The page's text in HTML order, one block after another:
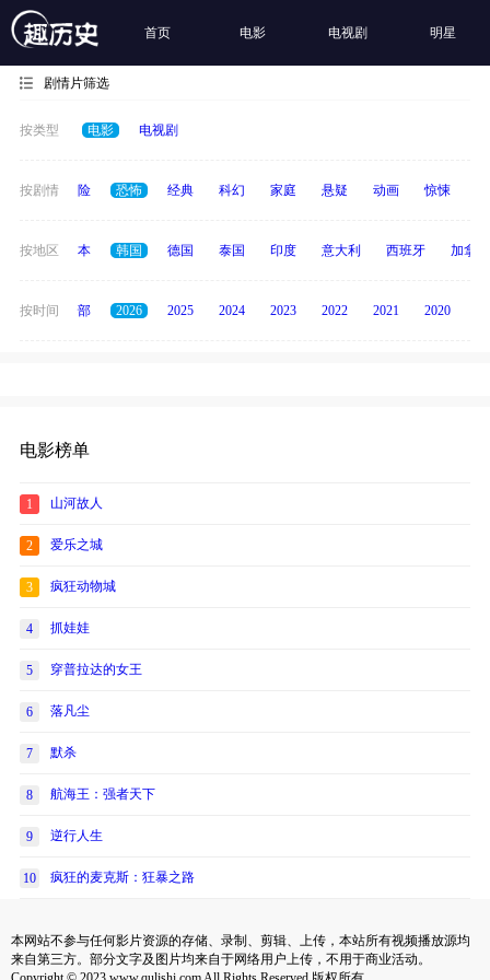
首页 电影 电视剧 明星
剧情片筛选
按类型 电影 电视剧
按剧情
爱情 冒险 恐怖 经典 科幻 家庭 悬疑 动画 惊悚
按地区
英国 日本 韩国 德国 泰国 印度 意大利 西班牙 加拿大
按时间 全部 2026 2025 2024 2023 2022 2021 2020
电影榜单
1 山河故人
2 爱乐之城
3 疯狂动物城
4 抓娃娃
5 穿普拉达的女王
6 落凡尘
7 默杀
8 航海王：强者天下
9 逆行人生
10 疯狂的麦克斯：狂暴之路
本网站不参与任何影片资源的存储、录制、剪辑、上传，本站所有视频播放源均
来自第三方。部分文字及图片均来自于网络用户上传，不用于商业活动。